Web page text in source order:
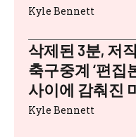
Kyle Bennett
삭제된 3분, 저
축구중계 ‘편집
사이에 감춰진
Kyle Bennett